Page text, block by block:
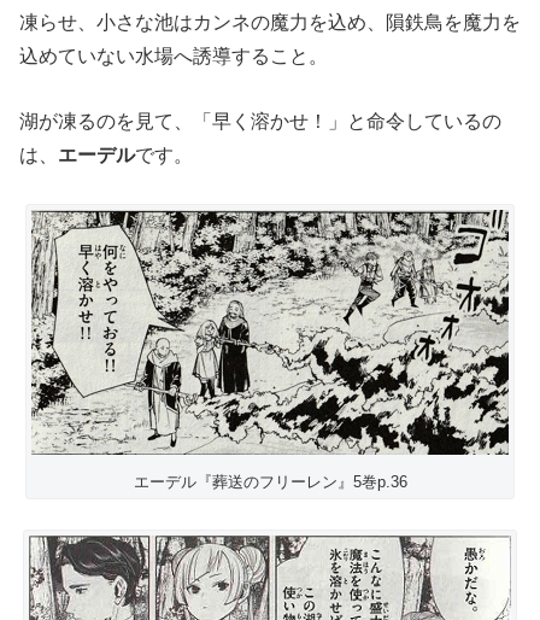
凍らせ、小さな池はカンネの魔力を込め、隕鉄鳥を魔力を
込めていない水場へ誘導すること。
湖が凍るのを見て、「早く溶かせ！」と命令しているの
は、 エーデルです。
エーデル『葬送のフリーレン』5巻p.36